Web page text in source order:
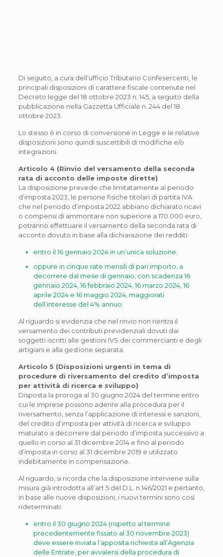
Di seguito, a cura dell’ufficio Tributario Confesercenti, le
principali disposizioni di carattere fiscale contenute nel
Decreto legge del 18 ottobre 2023 n. 145, a seguito della
pubblicazione nella Gazzetta Ufficiale n. 244 del 18
ottobre 2023.
Lo stesso è in corso di conversione in Legge e le relative
disposizioni sono quindi suscettibili di modifiche e/o
integrazioni.
Articolo 4 (Rinvio del versamento della seconda
rata di acconto delle imposte dirette)
La disposizione prevede che limitatamente al periodo
d’imposta 2023, le persone fisiche titolari di partita IVA
che nel periodo d’imposta 2022 abbiano dichiarato ricavi
o compensi di ammontare non superiore a 170.000 euro,
potranno effettuare il versamento della seconda rata di
acconto dovuto in base alla dichiarazione dei redditi:
entro il 16 gennaio 2024 in un’unica soluzione;
oppure in cinque rate mensili di pari importo, a
decorrere dal mese di gennaio, con scadenza 16
gennaio 2024, 16 febbraio 2024, 16 marzo 2024, 16
aprile 2024 e 16 maggio 2024, maggiorati
dell’interesse del 4% annuo.
Al riguardo si evidenzia che nel rinvio non rientra il
versamento dei contributi previdenziali dovuti dai
soggetti iscritti alle gestioni IVS dei commercianti e degli
artigiani e alla gestione separata.
Articolo 5 (Disposizioni urgenti in tema di
procedure di riversamento del credito d’imposta
per attività di ricerca e sviluppo)
Disposta la proroga al 30 giugno 2024 del termine entro
cui le imprese possono aderire alla procedura per il
riversamento, senza l’applicazione di interessi e sanzioni,
del credito d’imposta per attività di ricerca e sviluppo
maturato a decorrere dal periodo d’imposta successivo a
quello in corso al 31 dicembre 2014 e fino al periodo
d’imposta in corso al 31 dicembre 2019 e utilizzato
indebitamente in compensazione.
Al riguardo, si ricorda che la disposizione interviene sulla
misura già introdotta all’art.5 del D.L. n.146/2021 e pertanto,
in base alle nuove disposizioni, i nuovi termini sono così
rideterminati:
entro il 30 giugno 2024 (rispetto al termine
precedentemente fissato al 30 novembre 2023)
deve essere inviata l’apposita richiesta all’Agenzia
delle Entrate, per avvalersi della procedura di